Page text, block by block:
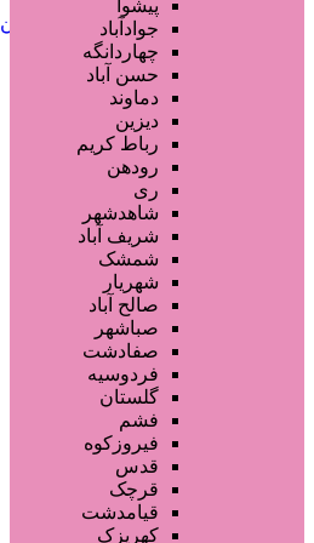
خدمات تناسب اندام و زیبایی بدن
خدمات پوست و زیبایی
خدمات ویژه و سیار
خدمات ناخن
خدمات مو
سایر خدمات
پیشوا
جوادآباد
چهاردانگه
حسن آباد
دماوند
دیزین
رباط کریم
رودهن
ری
شاهدشهر
شریف آباد
شمشک
شهریار
صالح آباد
صباشهر
صفادشت
فردوسیه
گلستان
فشم
فیروزکوه
قدس
قرچک
قیامدشت
کهریزک